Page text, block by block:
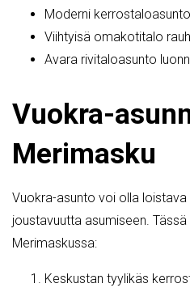
Moderni
Viihtyisä omakotitalo
Avara rivitaloasunto
Vuokra-
Merimasku
Vuokra-asunto voi olla
joustavuutta asumiseen.
Merimaskussa:
Keskustan tyylikäs